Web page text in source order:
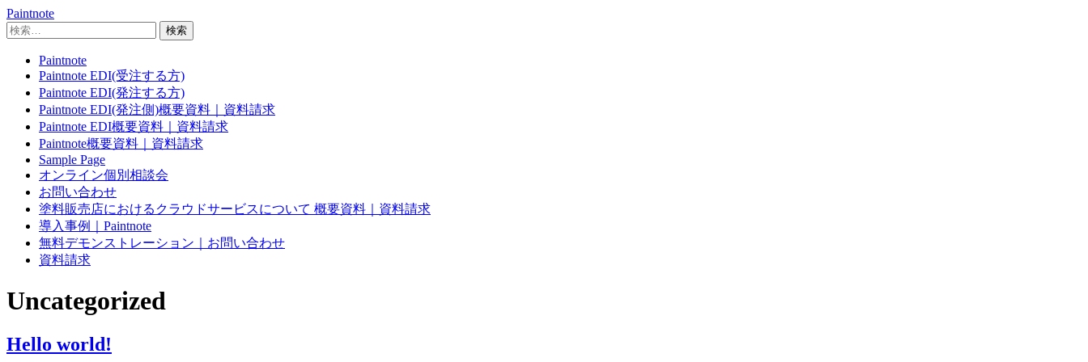
Paintnote
検
Paintnote
Paintnote EDI(受注する方)
Paintnote EDI(発注する方)
Paintnote EDI(発注側)概要資料｜資料請求
Paintnote EDI概要資料｜資料請求
Paintnote概要資料｜資料請求
Sample Page
オンライン個別相談会
お問い合わせ
塗料販売店におけるクラウドサービスについて 概要資料｜資料請求
導入事例｜Paintnote
無料デモンストレーション｜お問い合わせ
資料請求
Uncategorized
Hello world!